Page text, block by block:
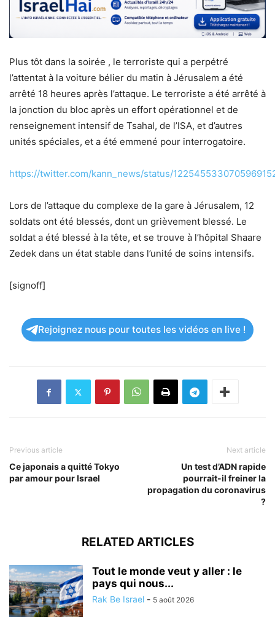
Plus tôt dans la soirée , le terroriste qui a perpétré
l’attentat à la voiture bélier du matin à Jérusalem a été
arrêté 18 heures après l’attaque. Le terroriste a été arrêté à
la jonction du bloc après un effort opérationnel et de
renseignement intensif de Tsahal, de l’ISA, et d’autres
unités spéciales, et a été emmené pour interrogatoire.
https://twitter.com/kann_news/status/
Lors de l’attaque du complexe de la gare à Jérusalem, 12
soldats ont été blessés, dont un grièvement blessé. Le
soldat a été blessé à la tête, et se trouve à l’hôpital Shaare
Zedek dans un état stable dans l’unité de soins intensifs.
[signoff]
Rejoignez nous pour toutes les vidéos en live !
Previous article
Ce japonais a quitté Tokyo
par amour pour Israel
Next article
Un test d’ADN rapide
pourrait-il freiner la
propagation du coronavirus
?
RELATED ARTICLES
Tout le monde veut y aller : le
pays qui nous...
Rak Be Israel - 5 août 2026